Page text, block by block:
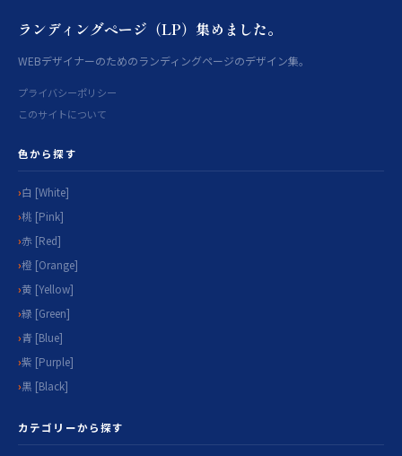
ランディングページ（LP）集めました。
WEBデザイナーのためのランディングページのデザイン集。
プライバシーポリシー
このサイトについて
色から探す
白 [White]
桃 [Pink]
赤 [Red]
橙 [Orange]
黄 [Yellow]
緑 [Green]
青 [Blue]
紫 [Purple]
黒 [Black]
カテゴリーから探す